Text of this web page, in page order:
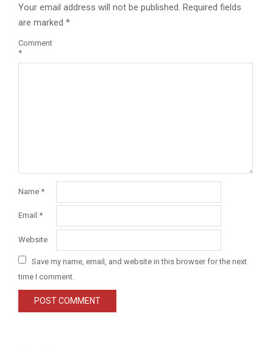
Your email address will not be published. Required fields
are marked *
Comment
*
Name *
Email *
Website
Save my name, email, and website in this browser for the next
time I comment.